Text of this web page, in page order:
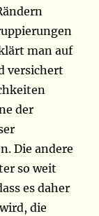
man auf
versichert
der
Die andere
so weit
es daher
die